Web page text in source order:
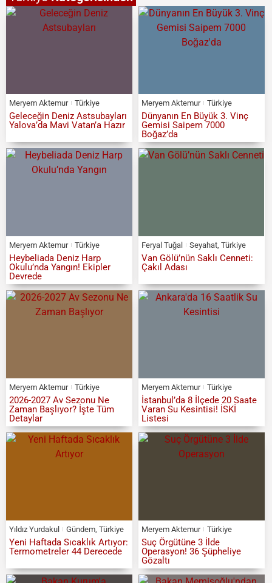
Meryem Aktemur Türkiye
Geleceğin Deniz Astsubayları
Yalova’da Mavi Vatan’a Hazır
Meryem Aktemur Türkiye
Dünyanın En Büyük 3. Vinç
Gemisi Saipem 7000
Boğaz’da
Meryem Aktemur Türkiye
Heybeliada Deniz Harp
Okulu’nda Yangın! Ekipler
Devrede
Feryal Tuğal Seyahat, Türkiye
Van Gölü’nün Saklı Cenneti:
Çakıl Adası
Meryem Aktemur Türkiye
2026-2027 Av Sezonu Ne
Zaman Başlıyor? İşte Tüm
Detaylar
Meryem Aktemur Türkiye
İstanbul’da 8 İlçede 20 Saate
Varan Su Kesintisi! İSKİ
Listesi
Yıldız Yurdakul Gündem Türkiye
Yeni Haftada Sıcaklık Artıyor:
Termometreler 44 Derecede
Meryem Aktemur Türkiye
Suç Örgütüne 3 İlde
Operasyon! 36 Şüpheliye
Gözaltı